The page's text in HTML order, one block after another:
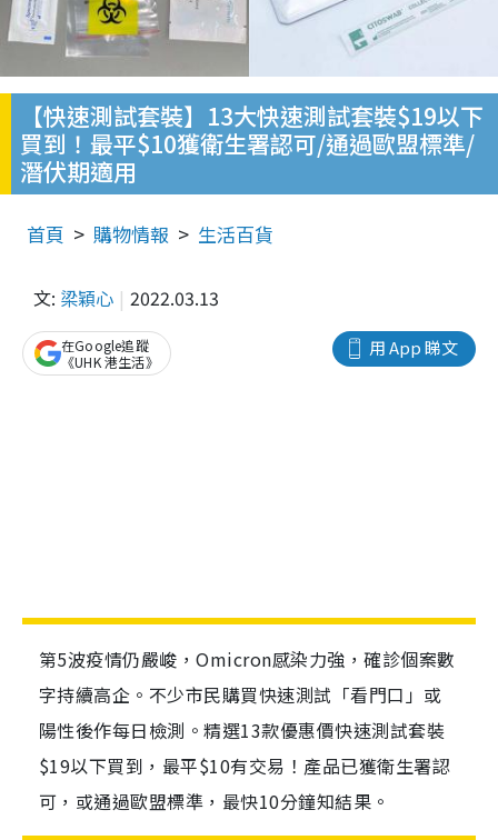
【快速測試套裝】13大快速測試套裝$19以下
買到！最平$10獲衛生署認可/通過歐盟標準/
潛伏期適用
首頁 購物情報 生活百貨
文: 梁穎心 2022.03.13
用 App 睇文
在Google追蹤
《UHK 港生活》
第5波疫情仍嚴峻，Omicron感染力強，確診個案數
字持續高企。不少市民購買快速測試「看門口」或
陽性後作每日檢測。精選13款優惠價快速測試套裝
$19以下買到，最平$10有交易！產品已獲衛生署認
可，或通過歐盟標準，最快10分鐘知結果。